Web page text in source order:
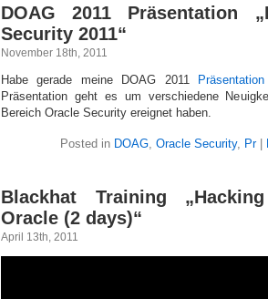
DOAG 2011 Präsentation
Security 2011“
November 18th, 2011
Habe gerade meine DOAG 2011 Präsentation
Präsentation geht es um verschiedene
Bereich Oracle Security ereignet haben.
Posted in DOAG, Oracle Security, Pr|
Blackhat Training
Oracle (2 days)“
April 13th, 2011